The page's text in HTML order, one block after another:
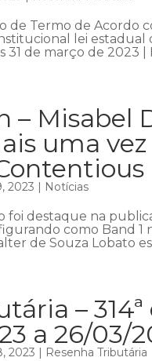
de Termo de Acordo
lei
31 de março de 2023 |
– Misabel
uma
2023 | Notícias
foi destaque na
como Band 1
de Souza Lobato
–
a 26/03/
2023 | Resenha Tributária